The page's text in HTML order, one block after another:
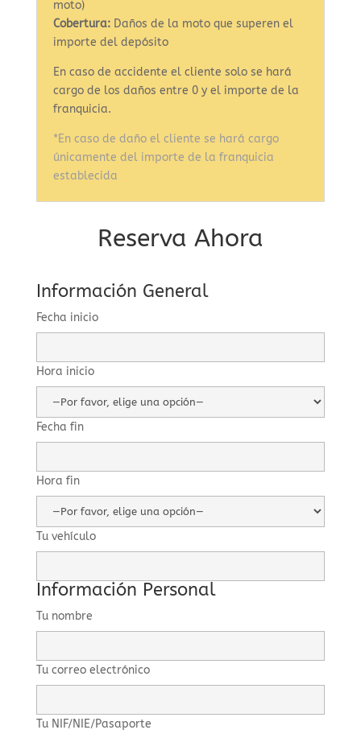
moto)
Cobertura: Daños de la moto que superen el
importe del depósito
En caso de accidente el cliente solo se hará
cargo de los daños entre 0 y el importe de la
franquicia.
*En caso de daño el cliente se hará cargo
únicamente del importe de la franquicia
establecida
Reserva Ahora
Información General
Fecha inicio
Hora inicio
Fecha fin
Hora fin
Tu vehículo
Información Personal
Tu nombre
Tu correo electrónico
Tu NIF/NIE/Pasaporte